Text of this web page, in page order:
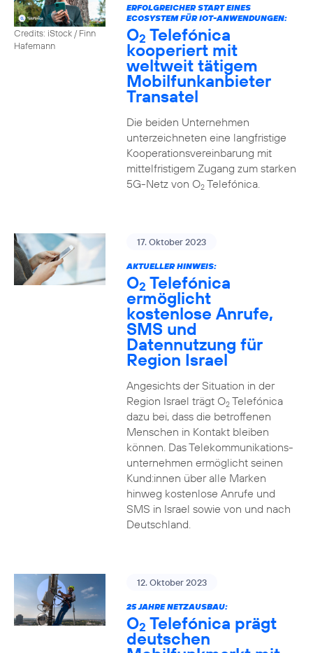
Credits: iStock / Finn
Hafemann
ERFOLGREICHER START EINES
ECOSYSTEM FÜR IOT-ANWENDUNGEN:
O2 Telefónica
kooperiert mit
weltweit tätigem
Mobilfunkanbieter
Transatel
Die beiden Unternehmen
unterzeichneten eine langfristige
Kooperationsvereinbarung mit
mittelfristigem Zugang zum starken
5G-Netz von O2Telefónica.
17. Oktober 2023
AKTUELLER HINWEIS:
O2 Telefónica
ermöglicht
kostenlose Anrufe,
SMS und
Datennutzung für
Region Israel
Angesichts der Situation in der
Region Israel trägt O2Telefónica
dazu bei, dass die betroffenen
Menschen in Kontakt bleiben
können. Das Telekommunikations­
unternehmen ermöglicht seinen
Kund:innen über alle Marken
hinweg kostenlose Anrufe und
SMS in Israel sowie von und nach
Deutschland.
12. Oktober 2023
25 JAHRE NETZAUSBAU:
O2 Telefónica prägt
deutschen